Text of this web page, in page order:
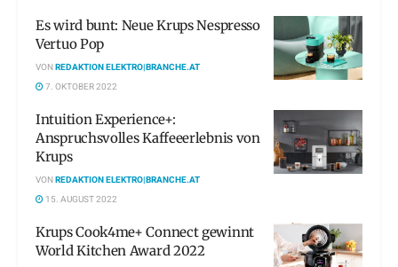
Es wird bunt: Neue Krups Nespresso
Vertuo Pop
VONREDAKTION ELEKTRO|BRANCHE.AT
7. OKTOBER 2022
Intuition Experience+:
Anspruchsvolles Kaffeeerlebnis von
Krups
VONREDAKTION ELEKTRO|BRANCHE.AT
15. AUGUST 2022
Krups Cook4me+ Connect gewinnt
World Kitchen Award 2022